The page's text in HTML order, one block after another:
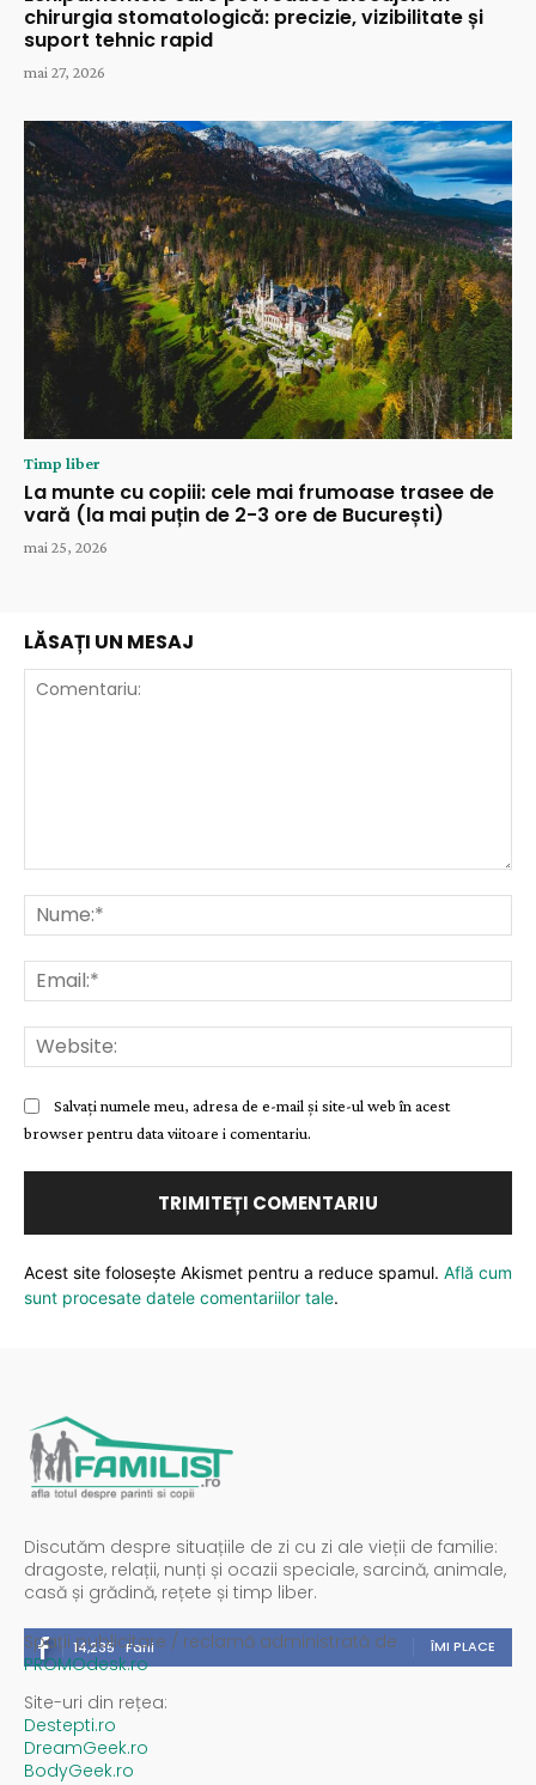
chirurgia stomatologică: precizie, vizibilitate și
suport tehnic rapid
mai 27, 2026
Timp liber
La munte cu copiii: cele mai frumoase trasee de
vară (la mai puțin de 2-3 ore de București)
mai 25, 2026
LĂSAȚI UN MESAJ
Salvați numele meu, adresa de e-mail și site-ul web în acest
browser pentru data viitoare i comentariu.
Acest site folosește Akismet pentru a reduce spamul. Află cum
sunt procesate datele comentariilor tale.
Discutăm despre situațiile de zi cu zi ale vieții de familie:
dragoste, relații, nunți și ocazii speciale, sarcină, animale,
casă și grădină, rețete și timp liber.
14,235 Fani ÎMI PLACE
Spații publicitare / reclamă administrată de
PROMOdesk.ro
Site-uri din rețea:
Destepti.ro
DreamGeek.ro
BodyGeek.ro